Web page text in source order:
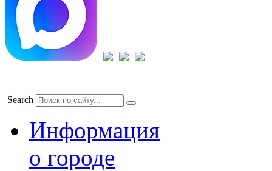
Search
Информация
о городе